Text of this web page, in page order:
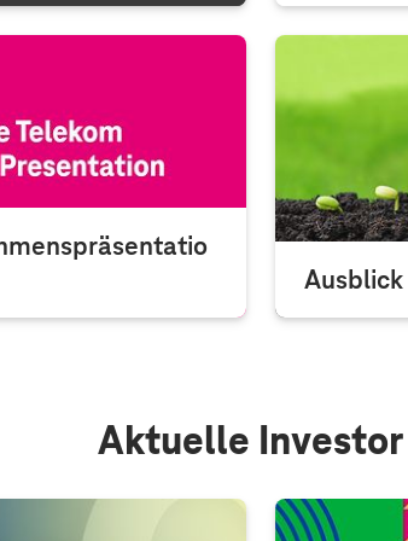
Eine
und starke
einige der
Hier finden
Aktuelle